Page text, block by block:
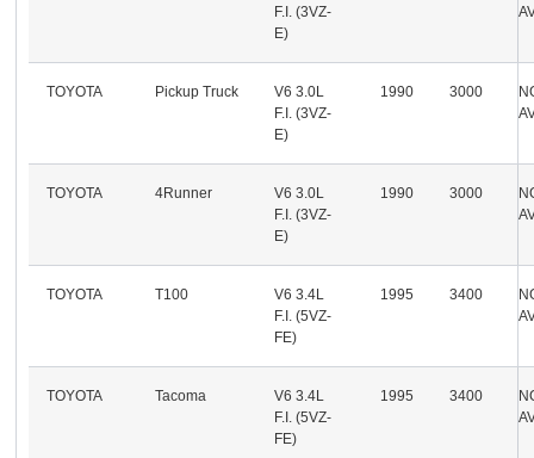
F.I. (3VZ-
E)
TOYOTA Pickup Truck
V6 3.0L
F.I. (3VZ-
E)
1990 3000
TOYOTA 4Runner
V6 3.0L
F.I. (3VZ-
E)
1990 3000
TOYOTA T100
V6 3.4L
F.I. (5VZ-
FE)
1995 3400
TOYOTA Tacoma
V6 3.4L
F.I. (5VZ-
FE)
1995 3400